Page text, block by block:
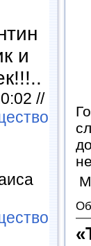
и
//